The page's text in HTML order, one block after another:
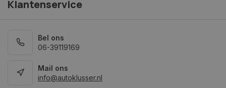
Klantenservice
Bel ons
06-39119169
Mail ons
info@autoklusser.nl